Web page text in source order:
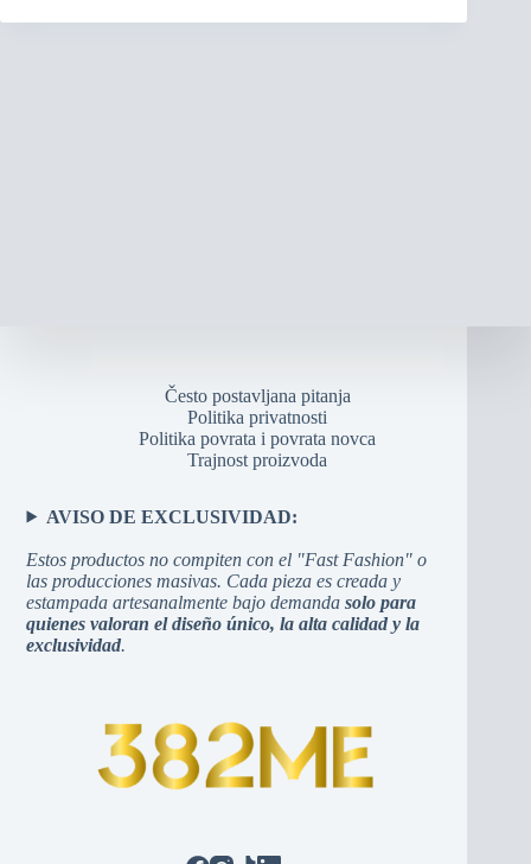
Često postavljana pitanja
Politika privatnosti
Politika povrata i povrata novca
Trajnost proizvoda
AVISO DE EXCLUSIVIDAD:
Estos productos no compiten con el "Fast Fashion" o
las producciones masivas. Cada pieza es creada y
estampada artesanalmente bajo demandasolo para
quienes valoran el diseño único, la alta calidad y la
exclusividad.